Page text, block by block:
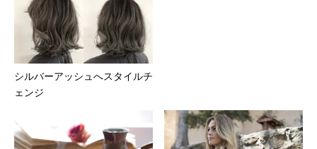
シルバーアッシュへスタイルチ
ェンジ